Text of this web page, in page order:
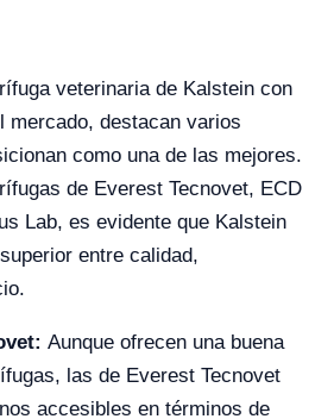
veterinaria de Kalstein con
mercado, destacan varios
como una de las mejores.
de Everest Tecnovet, ECD
Lab, es evidente que Kalstein
entre calidad,
Aunque ofrecen una buena
las de Everest Tecnovet
accesibles en términos de